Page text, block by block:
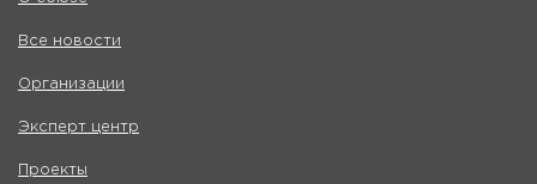
Все новости
Организации
Эксперт центр
Проекты